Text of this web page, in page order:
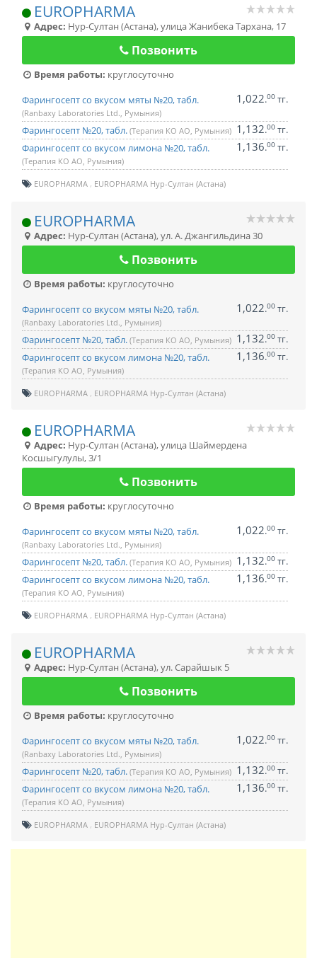
EUROPHARMA
Адрес: Нур-Султан (Астана),улица Жанибека Тархана, 17
Позвонить
Время работы: круглосуточно
Фарингосепт со вкусом мяты №20, табл.
(Ranbaxy Laboratories Ltd., Румыния)
1,022.00 тг.
Фарингосепт №20, табл. (Терапия КО АО, Румыния) 1,132.00 тг.
Фарингосепт со вкусом лимона №20, табл.
(Терапия КО АО, Румыния)
1,136.00 тг.
EUROPHARMA EUROPHARMA Нур-Султан (Астана)
EUROPHARMA
Адрес: Нур-Султан (Астана),ул. А. Джангильдина 30
Позвонить
Время работы: круглосуточно
Фарингосепт со вкусом мяты №20, табл.
(Ranbaxy Laboratories Ltd., Румыния)
1,022.00 тг.
Фарингосепт №20, табл. (Терапия КО АО, Румыния) 1,132.00 тг.
Фарингосепт со вкусом лимона №20, табл.
(Терапия КО АО, Румыния)
1,136.00 тг.
EUROPHARMA EUROPHARMA Нур-Султан (Астана)
EUROPHARMA
Адрес: Нур-Султан (Астана),улица Шаймердена
Косшыгулулы, 3/1
Позвонить
Время работы: круглосуточно
Фарингосепт со вкусом мяты №20, табл.
(Ranbaxy Laboratories Ltd., Румыния)
1,022.00 тг.
Фарингосепт №20, табл. (Терапия КО АО, Румыния) 1,132.00 тг.
Фарингосепт со вкусом лимона №20, табл.
(Терапия КО АО, Румыния)
1,136.00 тг.
EUROPHARMA EUROPHARMA Нур-Султан (Астана)
EUROPHARMA
Адрес: Нур-Султан (Астана),ул. Сарайшык 5
Позвонить
Время работы: круглосуточно
Фарингосепт со вкусом мяты №20, табл.
(Ranbaxy Laboratories Ltd., Румыния)
1,022.00 тг.
Фарингосепт №20, табл. (Терапия КО АО, Румыния) 1,132.00 тг.
Фарингосепт со вкусом лимона №20, табл.
(Терапия КО АО, Румыния)
1,136.00 тг.
EUROPHARMA EUROPHARMA Нур-Султан (Астана)